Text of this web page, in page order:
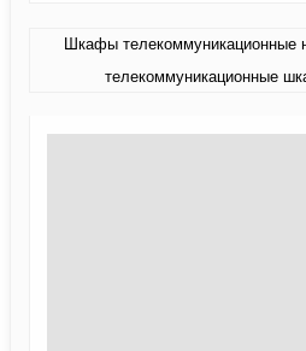
Шкафы телекоммуникационные
телекоммуникационные